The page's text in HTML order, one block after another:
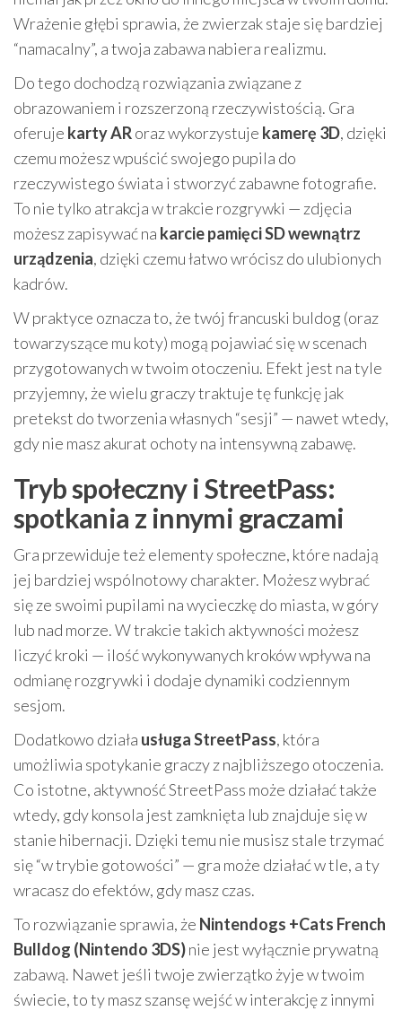
Wrażenie głębi sprawia, że zwierzak staje się bardziej
“namacalny”, a twoja zabawa nabiera realizmu.
Do tego dochodzą rozwiązania związane z
obrazowaniem i rozszerzoną rzeczywistością. Gra
oferuje karty ARoraz wykorzystuje kamerę 3D, dzięki
czemu możesz wpuścić swojego pupila do
rzeczywistego świata i stworzyć zabawne fotografie.
To nie tylko atrakcja w trakcie rozgrywki — zdjęcia
możesz zapisywać na karcie pamięci SD wewnątrz
urządzenia, dzięki czemu łatwo wrócisz do ulubionych
kadrów.
W praktyce oznacza to, że twój francuski buldog (oraz
towarzyszące mu koty) mogą pojawiać się w scenach
przygotowanych w twoim otoczeniu. Efekt jest na tyle
przyjemny, że wielu graczy traktuje tę funkcję jak
pretekst do tworzenia własnych “sesji” — nawet wtedy,
gdy nie masz akurat ochoty na intensywną zabawę.
Tryb społeczny i StreetPass:
spotkania z innymi graczami
Gra przewiduje też elementy społeczne, które nadają
jej bardziej wspólnotowy charakter. Możesz wybrać
się ze swoimi pupilami na wycieczkę do miasta, w góry
lub nad morze. W trakcie takich aktywności możesz
liczyć kroki — ilość wykonywanych kroków wpływa na
odmianę rozgrywki i dodaje dynamiki codziennym
sesjom.
Dodatkowo działa usługa StreetPass, która
umożliwia spotykanie graczy z najbliższego otoczenia.
Co istotne, aktywność StreetPass może działać także
wtedy, gdy konsola jest zamknięta lub znajduje się w
stanie hibernacji. Dzięki temu nie musisz stale trzymać
się “w trybie gotowości” — gra może działać w tle, a ty
wracasz do efektów, gdy masz czas.
To rozwiązanie sprawia, że Nintendogs +Cats French
Bulldog (Nintendo 3DS)nie jest wyłącznie prywatną
zabawą. Nawet jeśli twoje zwierzątko żyje w twoim
świecie, to ty masz szansę wejść w interakcję z innymi